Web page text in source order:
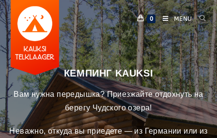
0 MENU
КЕМПИНГ KAUKSI
Вам нужна передышка? Приезжайте отдохнуть на
берегу Чудского озера!
Неважно, откуда вы приедете — из Германии или из